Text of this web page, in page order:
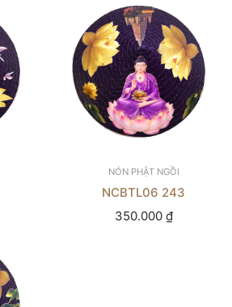
NÓN PHẬT NGỒI
NCBTL06 243
350.000 ₫